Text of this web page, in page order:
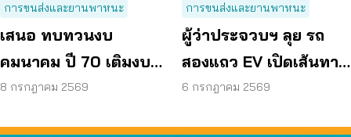
การขนส่งและยานพาหนะ
เสนอ ทบทวนงบ
คมนาคม ปี 70 เติมงบรถ
โดยสารทุกจังหวัดลดค่า
8 กรกฎาคม 2569
การขนส่งและยานพาหนะ
ผู้ว่าประจวบฯ ลุย รถ
สองแถว EV เปิดเส้นทาง
แรกใน 3 เดือน
6 กรกฎาคม 2569